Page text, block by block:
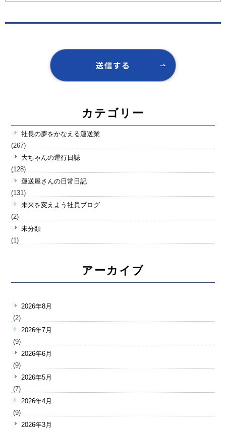
カテゴリー
社長の夢をかなえる運送業
(267)
大ちゃんの運行日誌
(128)
運送屋さんの日常日記
(131)
未来を変えよう社員ブログ
(2)
未分類
(1)
アーカイブ
2026年8月
(2)
2026年7月
(9)
2026年6月
(9)
2026年5月
(7)
2026年4月
(9)
2026年3月